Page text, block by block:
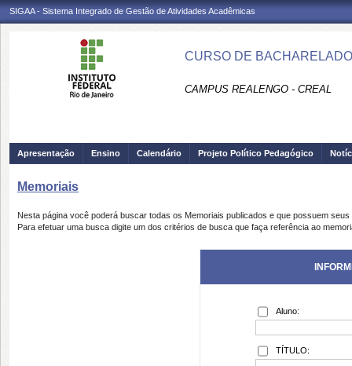
SIGAA - Sistema Integrado de Gestão de Atividades Acadêmicas
CURSO DE
CAMPUS REALENGO - CREAL
Apresentação Ensino Calendário Projeto Político Pedagógico
Memoriais
Nesta página você poderá buscar todas os Memoriais publicados e que possuem
Para efetuar uma busca digite um dos critérios de busca que faça referência ao
Aluno:
TÍTULO: